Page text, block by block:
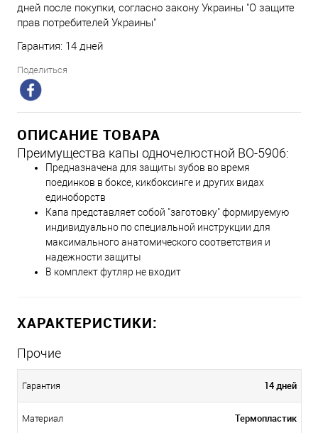
дней после покупки, согласно закону Украины "О защите
прав потребителей Украины"
Гарантия: 14 дней
Поделиться
ОПИСАНИЕ ТОВАРА
Преимущества капы одночелюстной BO-5906:
Предназначена для защиты зубов во время
поединков в боксе, кикбоксинге и других видах
единоборств
Капа представляет собой "заготовку" формируемую
индивидуально по специальной инструкции для
максимального анатомического соответствия и
надежности защиты
В комплект футляр не входит
ХАРАКТЕРИСТИКИ:
Прочие
Гарантия 14 дней
Материал Термопластик